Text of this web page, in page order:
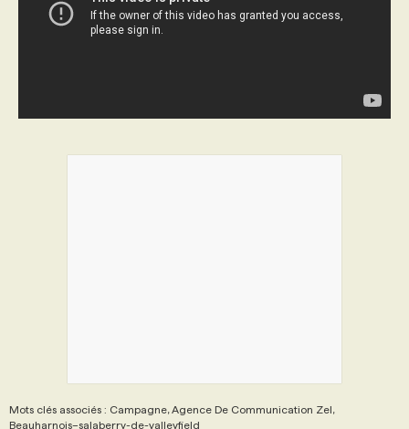
Mots clés associés : Campagne, Agence De Communication Zel,
Beauharnois–salaberry-de-valleyfield